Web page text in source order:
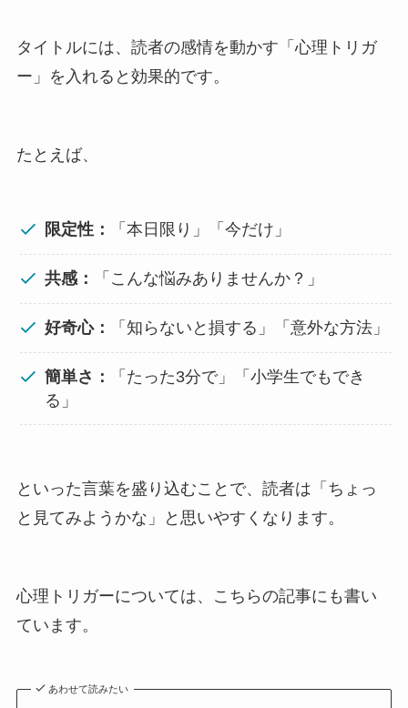
タイトルには、読者の感情を動かす「心理トリガ
ー」を入れると効果的です。
たとえば、
限定性： 「本日限り」「今だけ」
共感： 「こんな悩みありませんか？」
好奇心： 「知らないと損する」「意外な方法」
簡単さ：
「たった3分で」「小学生でもでき
る」
といった言葉を盛り込むことで、読者は「ちょっ
と見てみようかな」と思いやすくなります。
心理トリガーについては、こちらの記事にも書い
ています。
あわせて読みたい